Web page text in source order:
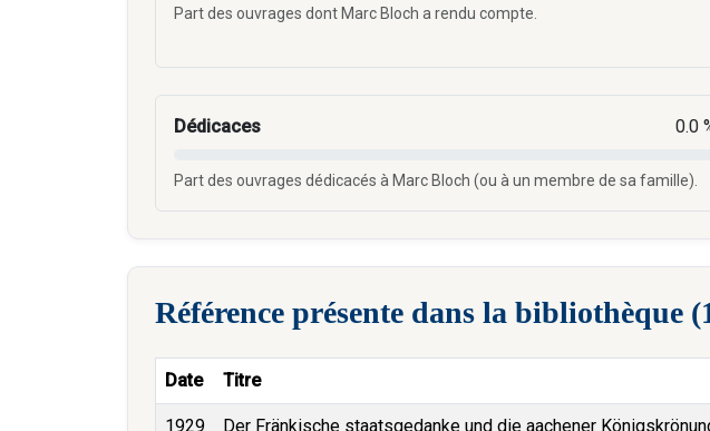
Part des ouvrages dont Marc Bloch a rendu compte.
Dédicaces 0.0
Part des ouvrages dédicacés à Marc Bloch (ou à un membre de sa famille).
Référence présente dans la bibliothèque
Date Titre
1929
Der Fränkische staatsgedanke und die aachener